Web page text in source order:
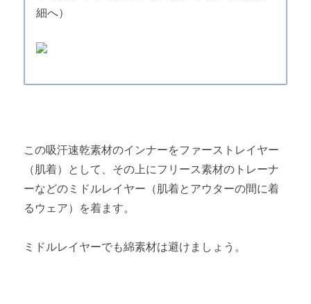
細へ）
この吸汗速乾素材のインナーをファーストレイヤー
（肌着）として、その上にフリース素材のトレーナ
ーなどのミドルレイヤー（肌着とアウターの間に着
るウェア）を着ます。
ミドルレイヤーでも綿素材は避けましょう。